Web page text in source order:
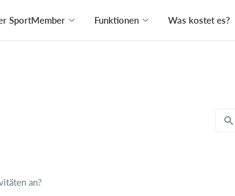
SportMember Funktionen Was kostet es?
an?